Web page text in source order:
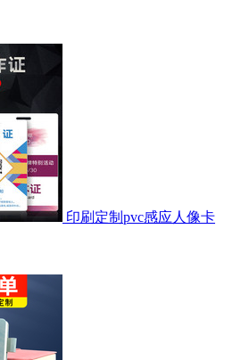
印刷定制pvc感应人像卡